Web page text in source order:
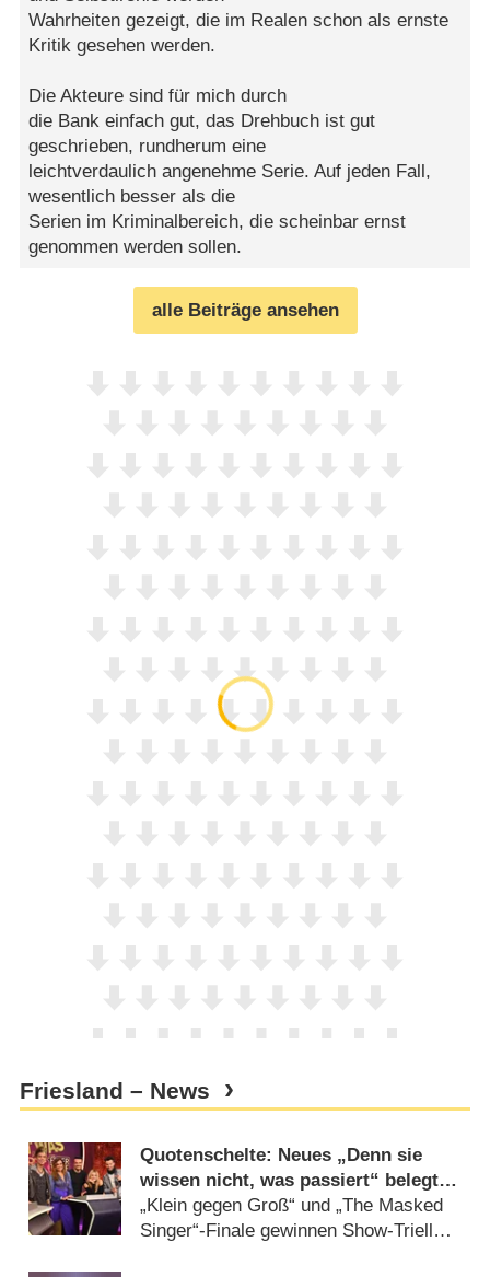
Wahrheiten gezeigt, die im Realen schon als ernste
Kritik gesehen werden.
Die Akteure sind für mich durch
die Bank einfach gut, das Drehbuch ist gut
geschrieben, rundherum eine
leichtverdaulich angenehme Serie. Auf jeden Fall,
wesentlich besser als die
Serien im Kriminalbereich, die scheinbar ernst
genommen werden sollen.
alle Beiträge ansehen
Friesland – News
Quotenschelte: Neues „Denn sie
wissen nicht, was passiert“ belegt
nur fünften Platz bei den Jungen
„Klein gegen Groß“ und „The Masked
Singer“-Finale gewinnen Show-Triell